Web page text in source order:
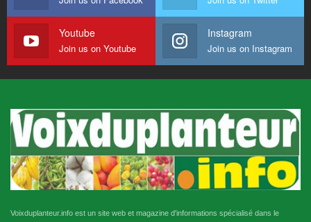
Youtube
Join us on Youtube
Instagram
Join us on Instagram
Voixduplanteur.info est un site web et magazine d'informations spécialisé dans le